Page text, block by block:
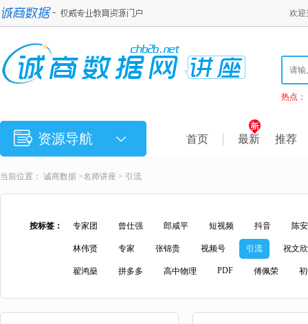
欢迎
热点：
资源导航 首页 最新 推荐
当前位置： 诚商数据 >名师讲座 > 引流
按标签： 专家团 曾仕强 郎咸平 短视频 抖音 陈
林伟贤 专家 张锦贵 视频号 引流 祝文欣
翟鸿燊 拼多多 高中物理 PDF 傅佩荣